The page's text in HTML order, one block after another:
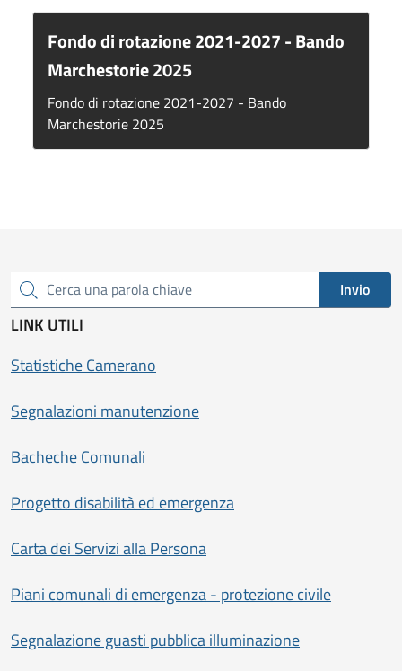
Fondo di rotazione 2021-2027 - Bando
Marchestorie 2025
Fondo di rotazione 2021-2027 - Bando
Marchestorie 2025
Cerca una parola chiave Invio
LINK UTILI
Statistiche Camerano
Segnalazioni manutenzione
Bacheche Comunali
Progetto disabilità ed emergenza
Carta dei Servizi alla Persona
Piani comunali di emergenza - protezione civile
Segnalazione guasti pubblica illuminazione